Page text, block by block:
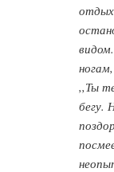
,,Ты
бегу.